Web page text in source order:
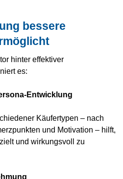
bessere
hinter effektiver
es:
Entwicklung
Käufertypen – nach
und Motivation – hilft,
und wirkungsvoll zu